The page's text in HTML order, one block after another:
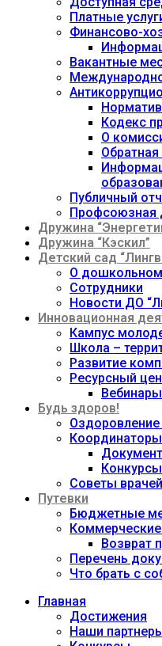
Платные
Финансово-
Вакантные
Кодекс
О
Публичный
Профсоюзная
Дружина
Дружина “Кэскил”
Детский сад
О дошкольном
Сотрудники
Новости ДО
Инновационная
Кампус
Школа –
Развитие
Ресурсный
Вебинары
Будь здоров!
Оздоровление
Конкурсы
Советы врачей
Путевки
Бюджетные
Возврат
Перечень
Что брать с
Главная
Достижения
Наши